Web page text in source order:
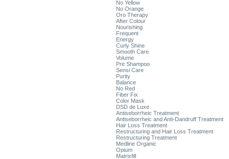
No Yellow
No Orange
Oro Therapy
After Colour
Nourishing
Frequent
Energy
Curly Shine
Smooth Care
Volume
Pre Shampoo
Sensi Care
Purity
Balance
No Red
Fiber Fix
Color Mask
DSD de Luxe
Antiseborrheic Treatment
Antiseborrheic and Anti-Dandruff Treatment
Hair Loss Treatment
Restructuring and Hair Loss Treatment
Restructuring Treatment
Medline Organic
Opium
Matrixfill